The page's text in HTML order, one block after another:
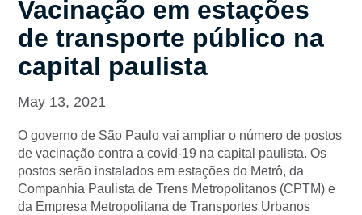
Vacinação em estações
de transporte público na
capital paulista
May 13, 2021
O governo de São Paulo vai ampliar o número de postos
de vacinação contra a covid-19 na capital paulista. Os
postos serão instalados em estações do Metrô, da
Companhia Paulista de Trens Metropolitanos (CPTM) e
da Empresa Metropolitana de Transportes Urbanos